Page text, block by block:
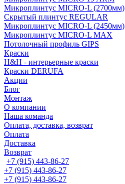
Микроплинтус MICRO-L (2700мм)
Скрытый плинтус REGULAR
Микроплинтус MICRO-L (2450мм)
Микроплинтус MICRO-L MAX
Потолочный профиль GIPS
Краски
H&H - интерьерные краски
Краски DERUFA
Акции
Блог
Монтаж
О компании
Наша команда
Оплата, доставка, возврат
Оплата
Доставка
Возврат
+7 (915) 443-86-27
+7 (915) 443-86-27
+7 (915) 443-86-27